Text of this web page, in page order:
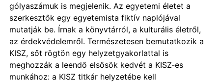
gólyaszámuk is megjelenik. Az egyetemi életet a
szerkesztők egy egyetemista fiktív naplójával
mutatják be. Írnak a könyvtárról, a kulturális életről,
az érdekvédelemről. Természetesen bemutatkozik a
KISZ, sőt rögtön egy helyzetgyakorlattal is
meghozzák a leendő elsősök kedvét a KISZ-es
munkához: a KISZ titkár helyzetébe kell